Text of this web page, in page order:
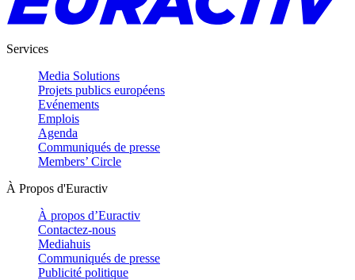
Services
Media Solutions
Projets publics européens
Evénements
Emplois
Agenda
Communiqués de presse
Members’ Circle
À Propos d'Euractiv
À propos d’Euractiv
Contactez-nous
Mediahuis
Communiqués de presse
Publicité politique